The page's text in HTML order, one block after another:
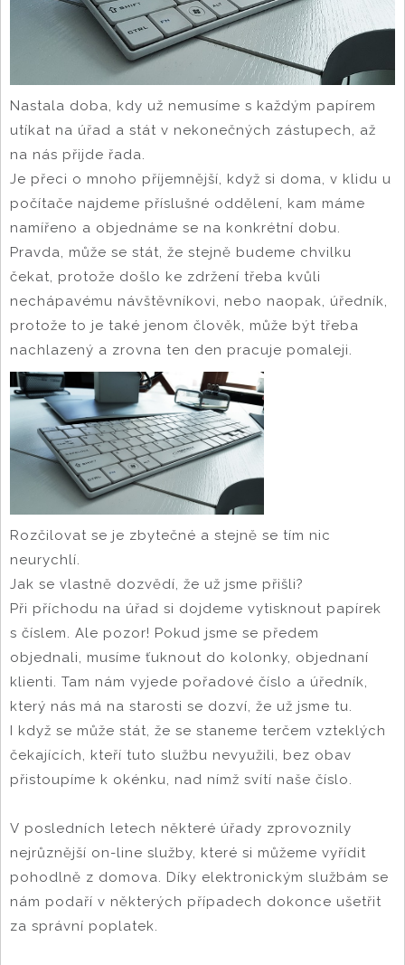
Nastala doba, kdy už nemusíme s každým papírem
utíkat na úřad a stát v nekonečných zástupech, až
na nás přijde řada.
Je přeci o mnoho příjemnější, když si doma, v klidu u
počítače najdeme příslušné oddělení, kam máme
namířeno a objednáme se na konkrétní dobu.
Pravda, může se stát, že stejně budeme chvilku
čekat, protože došlo ke zdržení třeba kvůli
nechápavému návštěvníkovi, nebo naopak, úředník,
protože to je také jenom člověk, může být třeba
nachlazený a zrovna ten den pracuje pomaleji.
Rozčilovat se je zbytečné a stejně se tím nic
neurychlí.
Jak se vlastně dozvědí, že už jsme přišli?
Při příchodu na úřad si dojdeme vytisknout papírek
s číslem. Ale pozor! Pokud jsme se předem
objednali, musíme ťuknout do kolonky, objednaní
klienti. Tam nám vyjede pořadové číslo a úředník,
který nás má na starosti se dozví, že už jsme tu.
I když se může stát, že se staneme terčem vzteklých
čekajících, kteří tuto službu nevyužili, bez obav
přistoupíme k okénku, nad nímž svítí naše číslo.
V posledních letech některé úřady zprovoznily
nejrůznější on-line služby, které si můžeme vyřídit
pohodlně z domova. Díky elektronickým službám se
nám podaří v některých případech dokonce ušetřit
za správní poplatek.